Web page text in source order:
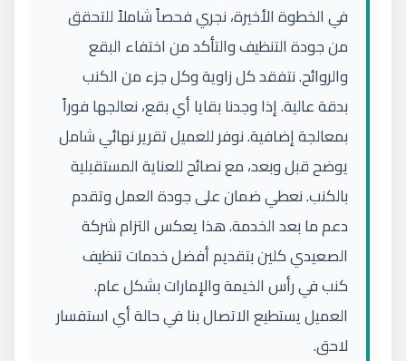
في الخطوة الأخيرة، نجري فحصاً شاملاً للتحقق
من جودة التنظيف والتأكد من اختفاء البقع
والروائح. نتفقد كل زاوية وكل جزء من الكنب
بدقة عالية. إذا وجدنا بقايا أي بقع، نعالجها فوراً
بمعالجة إضافية. نوفر للعميل تقرير نهائي شامل
يوضح قبل وبعد، مع نصائح للعناية المستقبلية
بالكنب. نعطي ضمان على جودة العمل وتقدم
دعم ما بعد الخدمة. هذا يعكس التزام شركة
الصعيدي كلين بتقديم أفضل خدمات تنظيف
كنب في رأس الخيمة والإمارات بشكل عام.
العميل يستطيع الاتصال بنا في حالة أي استفسار
لاحق.